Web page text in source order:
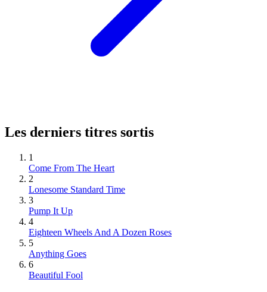
Les derniers titres sortis
1
Come From The Heart
2
Lonesome Standard Time
3
Pump It Up
4
Eighteen Wheels And A Dozen Roses
5
Anything Goes
6
Beautiful Fool